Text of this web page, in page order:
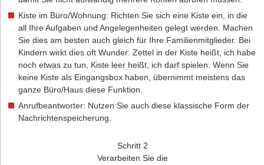
Kiste im Büro/Wohnung: Richten Sie sich eine Kiste ein, in die
all Ihre Aufgaben und Angelegenheiten gelegt werden. Machen
Sie dies am besten auch gleich für Ihre Familienmitglieder. Bei
Kindern wirkt dies oft Wunder: Zettel in der Kiste heißt, ich habe
noch etwas zu tun, Kiste leer heißt, ich darf spielen. Wenn Sie
keine Kiste als Eingangsbox haben, übernimmt meistens das
ganze Büro/Haus diese Funktion.
Anrufbeantworter: Nutzen Sie auch diese klassische Form der
Nachrichtenspeicherung.
Schritt 2
Verarbeiten Sie die